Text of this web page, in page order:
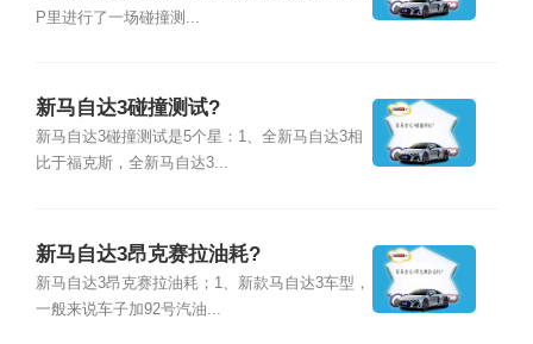
P里进行了一场碰撞测...
新马自达3碰撞测试?
新马自达3碰撞测试是5个星：1、全新马自达3相
比于福克斯，全新马自达3...
新马自达3昂克赛拉油耗?
新马自达3昂克赛拉油耗；1、新款马自达3车型，
一般来说车子加92号汽油...